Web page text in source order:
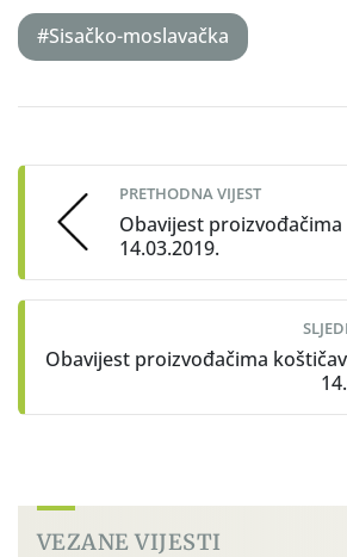
#Sisačko-moslavačka
navigation
PRETHODNA VIJEST
Obavijest
14.03.2019.
Obavijest proizvođačima
VEZANE VIJESTI